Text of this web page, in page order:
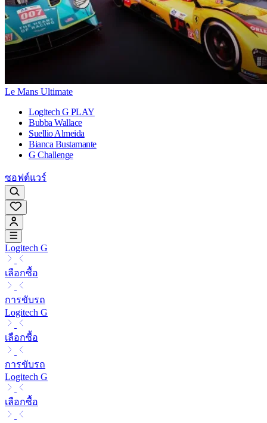
Le Mans Ultimate
Logitech G PLAY
Bubba Wallace
Suellio Almeida
Bianca Bustamante
G Challenge
ซอฟต์แวร์
Logitech G
เลือกซื้อ
การขับรถ
Logitech G
เลือกซื้อ
การขับรถ
Logitech G
เลือกซื้อ